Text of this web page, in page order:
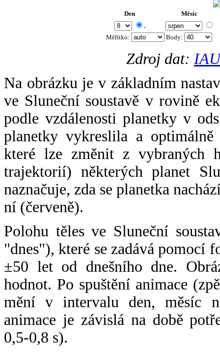
Den Měsíc
.
Měřítko: Body:
Zdroj dat:
Na obrázku je v základním
ve Sluneční soustavě v rovině
podle vzdálenosti planetky v
planetky vykreslila a
které lze změnit z vybraných
trajektorií) některých planet
naznačuje, zda se planetka
ní (červeně).
Polohu těles ve Sluneční
"dnes"), které se zadává pomocí
±50 let od dnešního dne.
hodnot. Po spuštění animace
mění v intervalu den, měsíc
animace je závislá na době
0,5-0,8 s).